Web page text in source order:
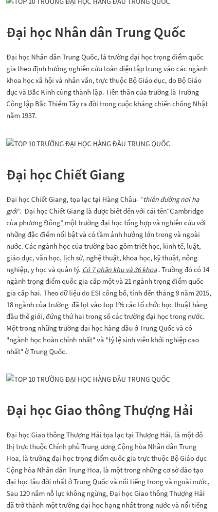
Đại học Nhân dân Trung Quốc
Đại học Nhân dân Trung Quốc, là trường đại học trọng điểm quốc
gia theo định hướng nghiên cứu toàn diện tập trung vào các ngành
khoa học xã hội và nhân văn, trực thuộc Bộ Giáo dục, do Bộ Giáo
dục và Bắc Kinh cùng thành lập. Tiền thân của trường là Trường
Công lập Bắc Thiểm Tây ra đời trong cuộc kháng chiến chống Nhật
năm 1937.
Đại học Chiết Giang
Đại học Chiết Giang, tọa lạc tại Hàng Châu- “thiên đường nơi hạ
giới”. Đại học Chiết Giang là được biết đến với cái tên“Cambridge
của phương Đông” một trường đại học tổng hợp và nghiên cứu với
những đặc điểm nổi bật và có tầm ảnh hưởng lớn trong và ngoài
nước. Các ngành học của trường bao gồm triết học, kinh tế, luật,
giáo dục, văn học, lịch sử, nghệ thuật, khoa học, kỹ thuật, nông
nghiệp, y học và quản lý. Có 7 phân khu và 36 khoa. Trường đó có 14
ngành trọng điểm quốc gia cấp một và 21 ngành trọng điểm quốc
gia cấp hai. Theo dữ liệu do ESI công bố, tính đến tháng 9 năm 2015,
18 ngành của trường đã lọt vào top 1% các tổ chức học thuật hàng
đầu thế giới, đứng thứ hai trong số các trường đại học trong nước.
Một trong những trường đại học hàng đầu ở Trung Quốc và có
"ngành học hoàn chỉnh nhất" và "tỷ lệ sinh viên khởi nghiệp cao
nhất" ở Trung Quốc.
Đại học Giao thông Thượng Hải
Đại học Giao thông Thượng Hải tọa lạc tại Thượng Hải, là một đô
thị trực thuộc Chính phủ Trung ương Cộng hòa Nhân dân Trung
Hoa, là trường đại học trọng điểm quốc gia trực thuộc Bộ Giáo dục
Cộng hòa Nhân dân Trung Hoa, là một trong những cơ sở đào tạo
đại học lâu đời nhất ở Trung Quốc và nổi tiếng trong và ngoài nước,
Sau 120 năm nỗ lực không ngừng, Đại học Giao thông Thượng Hải
đã trở thành một trường đại học hạng nhất trong nước và nổi tiếng